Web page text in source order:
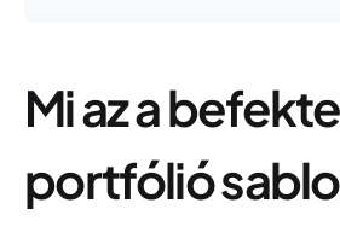
Mi az a
portfólió